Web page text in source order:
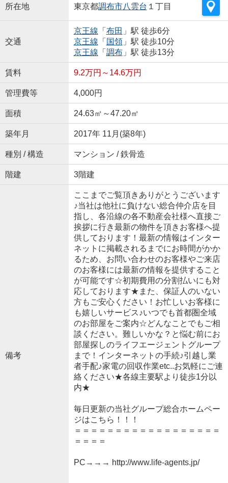
所在地 東京都調布市八雲台 １丁目
交通
京王線 「 布田 」駅 徒歩6分
京王線 「 国領」駅 徒歩10分
京王線 「 調布」駅 徒歩13分
賃料 9.2万円～14.6万円
管理費等 4,000円
面積 24.63㎡～47.20㎡
築年月 2017年 11月(築8年)
種別 / 構造 マンション / 鉄骨造
階建 3階建
備考
ここまでご覧頂きありがとうございます
♪当社は他社に負けない総合仲介店を目
指し、各沿線の各不動産会社様へ直接ご
挨拶に行き最新の物件を頂きお客様へ提
供しております！最新の情報はインター
ネットに掲載されるまでにお時間がかか
るため、お問い合わせのお客様やご来店
のお客様には最新の情報を提供すること
が可能です☆初期費用の分割払いにも対
応しております★また、保証人のいない
方もご安心ください！お忙しいお客様に
も嬉しいサービス♪いつでも首都圏全域
のお部屋をご案内☆どんなことでもご相
談ください。難しいかな？と悩む前にお
部屋探しのライフエージェントグループ
まで！インターネットの手続♪引越し業
者手配♪家電の回収作業etc..お気軽にご連
絡ください★各線主要駅より徒歩1分以
内★
毎日更新の当社グループ総合ホームペー
ジはこちら！！！
＝＝＝＝＝＝＝＝＝＝＝＝＝＝＝＝＝＝
＝＝＝＝
PC→→→ http://www.life-agents.jp/